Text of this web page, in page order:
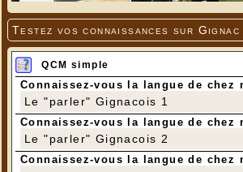
Testez vos connaissances sur Gignac
QCM simple
Connaissez-vous la langue de chez
Le "parler" Gignacois 1
Connaissez-vous la langue de chez
Le "parler" Gignacois 2
Connaissez-vous la langue de chez